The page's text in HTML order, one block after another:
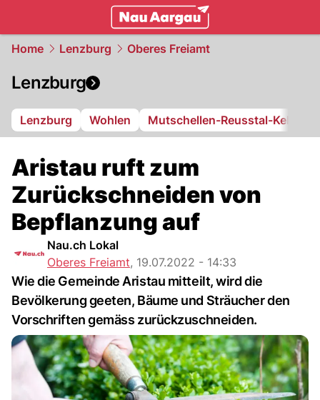
Home Lenzburg Oberes Freiamt
Lenzburg
Lenzburg Wohlen Mutschellen-Reusstal-
Aristau ruft zum
Zurückschneiden von
Bepflanzung auf
Nau.ch Lokal
Oberes Freiamt, 19.07.2022 - 14:33
Wie die Gemeinde Aristau mitteilt, wird die
Bevölkerung geeten, Bäume und Sträucher den
Vorschriften gemäss zurückzuschneiden.